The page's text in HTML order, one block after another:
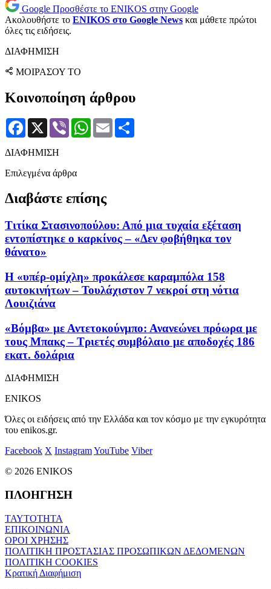
Google Προσθέστε το ENIKOS στην Google
Ακολουθήστε το ENIKOS στο Google News και μάθετε πρώτοι
όλες τις ειδήσεις.
ΔΙΑΦΗΜΙΣΗ
ΜΟΙΡΑΣΟΥ ΤΟ
Κοινοποίηση άρθρου
Facebook
X Viber WhatsApp
Email
ΔΙΑΦΗΜΙΣΗ
Επιλεγμένα άρθρα
Διαβάστε επίσης
Τιτίκα Στασινοπούλου: Από μια τυχαία εξέταση
εντοπίστηκε ο καρκίνος – «Δεν φοβήθηκα τον
θάνατο»
Η «υπέρ-ομίχλη» προκάλεσε καραμπόλα 158
αυτοκινήτων – Τουλάχιστον 7 νεκροί στη νότια
Λουιζιάνα
«Βόμβα» με Αντετοκούνμπο: Ανανεώνει πρόωρα με
τους Μπακς – Τριετές συμβόλαιο με αποδοχές 186
εκατ. δολάρια
ΔΙΑΦΗΜΙΣΗ
ENIKOS
Όλες οι ειδήσεις από την Ελλάδα και τον κόσμο με την εγκυρότητα
του enikos.gr.
Facebook X InstagramYouTube Viber
© 2026 ENIKOS
ΠΛΟΗΓΗΣΗ
ΤΑΥΤΟΤΗΤΑ
ΕΠΙΚΟΙΝΩΝΙΑ
ΟΡΟΙ ΧΡΗΣΗΣ
ΠΟΛΙΤΙΚΗ ΠΡΟΣΤΑΣΙΑΣ ΠΡΟΣΩΠΙΚΩΝ ΔΕΔΟΜΕΝΩΝ
ΠΟΛΙΤΙΚΗ COOKIES
Κρατική Διαφήμιση